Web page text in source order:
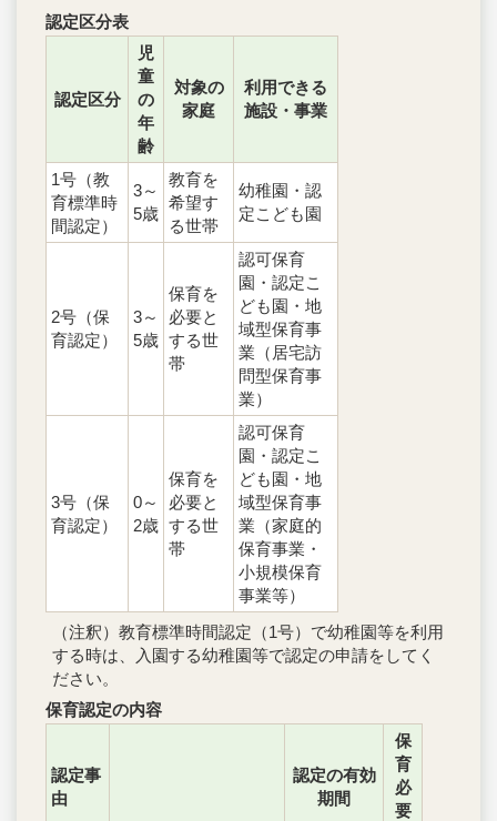
認定区分表
認定区分
児
童
の
年
齢
対象の
家庭
利用できる
施設・事業
1号（教
育標準時
間認定）
3～
5歳
教育を
希望す
る世帯
幼稚園・認
定こども園
2号（保
育認定）
3～
5歳
保育を
必要と
する世
帯
認可保育
園・認定こ
ども園・地
域型保育事
業（居宅訪
問型保育事
業）
3号（保
育認定）
0～
2歳
保育を
必要と
する世
帯
認可保育
園・認定こ
ども園・地
域型保育事
業（家庭的
保育事業・
小規模保育
事業等）
（注釈）教育標準時間認定（1号）で幼稚園等を利用
する時は、入園する幼稚園等で認定の申請をしてく
ださい。
保育認定の内容
認定事
由
認定の有効
期間
保
育
必
要